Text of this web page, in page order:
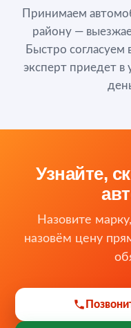
Принимаем
району —
Быстро согласуем
эксперт приедет в
Узнайте,
Назовите
назовём цену